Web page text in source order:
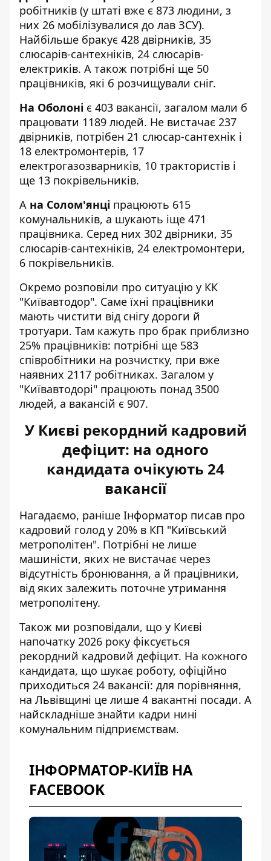
робітників (у штаті вже є 873 людини, з
них 26 мобілізувалися до лав ЗСУ).
Найбільше бракує 428 двірників, 35
слюсарів-сантехніків, 24 слюсарів-
електриків. А також потрібні ще 50
працівників, які б розчищували сніг.
На Оболоні є 403 вакансії, загалом мали б
працювати 1189 людей. Не вистачає 237
двірників, потрібен 21 слюсар-сантехнік і
18 електромонтерів, 17
електрогазозварників, 10 трактористів і
ще 13 покрівельників.
А на Солом'янці працюють 615
комунальників, а шукають іще 471
працівника. Серед них 302 двірники, 35
слюсарів-сантехніків, 24 електромонтери,
6 покрівельників.
Окремо розповіли про ситуацію у КК
"Київавтодор". Саме їхні працівники
мають чистити від снігу дороги й
тротуари. Там кажуть про брак приблизно
25% працівників: потрібні ще 583
співробітники на розчистку, при вже
наявних 2117 робітниках. Загалом у
"Київавтодорі" працюють понад 3500
людей, а вакансій є 907.
У Києві рекордний кадровий
дефіцит: на одного
кандидата очікують 24
вакансії
Нагадаємо, раніше Інформатор писав про
кадровий голод у 20% в КП "Київський
метрополітен". Потрібні не лише
машиністи, яких не вистачає через
відсутність бронювання, а й працівники,
від яких залежить поточне утримання
метрополітену.
Також ми розповідали, що у Києві
напочатку 2026 року фіксується
рекордний кадровий дефіцит. На кожного
кандидата, що шукає роботу, офіційно
приходиться 24 вакансії: для порівняння,
на Львівщині це лише 4 вакантні посади. А
найскладніше знайти кадри нині
комунальним підприємствам.
ІНФОРМАТОР-КИЇВ НА
FACEBOOK